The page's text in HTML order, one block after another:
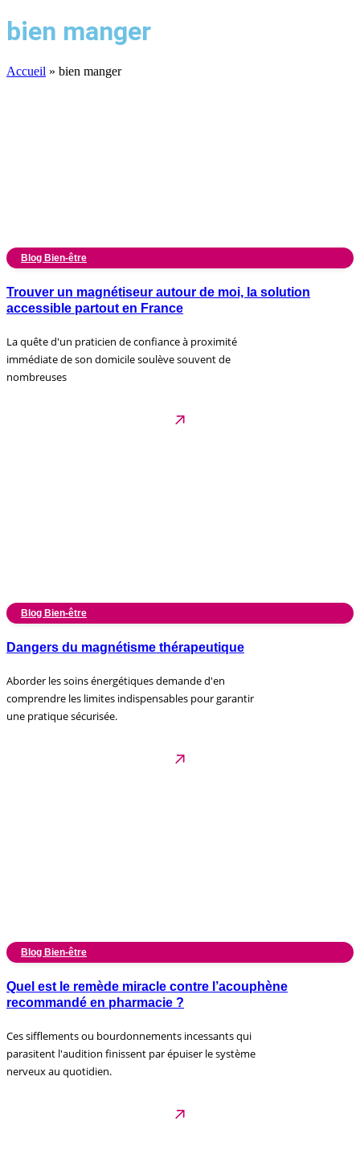
bien manger
Accueil » bien manger
Blog Bien-être
Trouver un magnétiseur autour de moi, la solution
accessible partout en France
La quête d'un praticien de confiance à proximité
immédiate de son domicile soulève souvent de
nombreuses
Blog Bien-être
Dangers du magnétisme thérapeutique
Aborder les soins énergétiques demande d'en
comprendre les limites indispensables pour garantir
une pratique sécurisée.
Blog Bien-être
Quel est le remède miracle contre l’acouphène
recommandé en pharmacie ?
Ces sifflements ou bourdonnements incessants qui
parasitent l'audition finissent par épuiser le système
nerveux au quotidien.